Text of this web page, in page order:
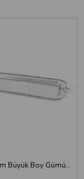
Mary 61x21 cm Büyük Boy Gümüş Metal Dik Tepsi - Burgu Kenarlı Servis Tepsisi